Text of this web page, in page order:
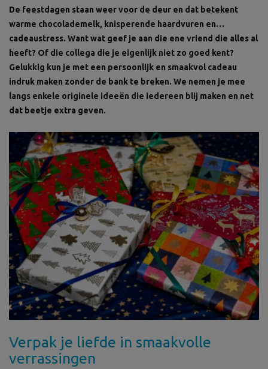
De feestdagen staan weer voor de deur en dat betekent
warme chocolademelk, knisperende haardvuren en…
cadeaustress. Want wat geef je aan die ene vriend die alles al
heeft? Of die collega die je eigenlijk niet zo goed kent?
Gelukkig kun je met een persoonlijk en smaakvol cadeau
indruk maken zonder de bank te breken. We nemen je mee
langs enkele originele ideeën die iedereen blij maken en net
dat beetje extra geven.
Verpak je liefde in smaakvolle
verrassingen